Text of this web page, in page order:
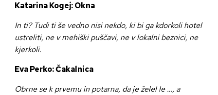
Katarina Kogej: Okna
In ti? Tudi ti še vedno nisi nekdo, ki bi ga kdorkoli hotel
ustreliti, ne v mehiški puščavi, ne v lokalni beznici, ne
kjerkoli.
Eva Perko: Čakalnica
Obrne se k prvemu in potarna, da je želel le …, a